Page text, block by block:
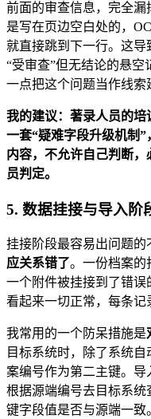
前面的审查信息，完全漏
是写在页边空白处的，
就直接跳到下一行。这
“受审查”但无结论的悬
一点把这个问题当作线索
我的建议：著录人员的
一套“疑难字段升级机制
内容，不允许自己判断
员判定。
5. 数据挂接与导入阶
挂接阶段最容易出问题的
应关系错了。一份档案的
一个附件被挂接到了错
看起来一切正常，每条记
我常用的一个防呆措施是
目标系统时，除了系统
案编号作为第二主键。导
根据源端编号去目标系
键字段值是否与源端一